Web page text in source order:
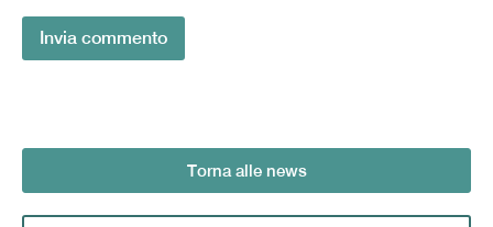
Torna alle news